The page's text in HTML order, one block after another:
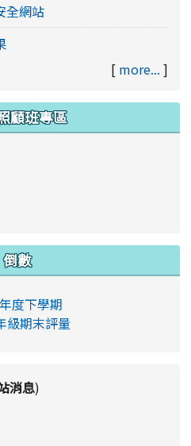
全網站
[ more... ]
顧班專區
倒數
度下學期
級期末評量
消息)